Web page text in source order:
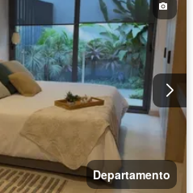
con closet Azotea
Terraza
Sin amueblar
Departamento